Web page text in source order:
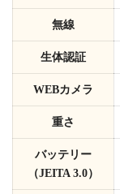
無線
生体認証
WEBカメラ
重さ
バッテリー
（JEITA 3.0）